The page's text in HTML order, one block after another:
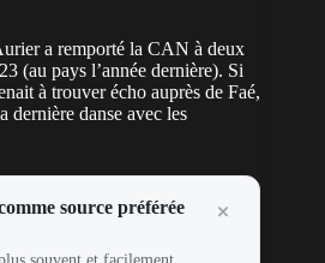
a remporté la CAN à deux
(au pays l’année dernière). Si
à trouver écho auprès de Faé,
dernière danse avec les
source préférée